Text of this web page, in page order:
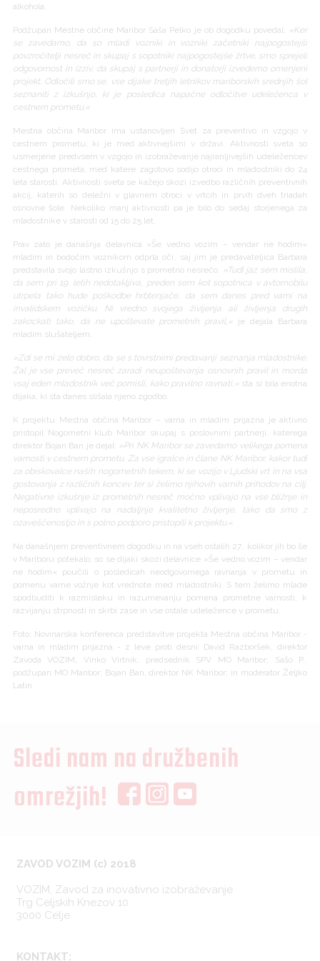
alkohola.
Podžupan Mestne občine Maribor Saša Pelko je ob dogodku povedal: »Ker
se zavedamo, da so mladi vozniki in vozniki začetniki najpogostejši
povzročitelji nesreč in skupaj s sopotniki najpogostejše žrtve, smo sprejeli
odgovornost in izziv, da skupaj s partnerji in donatorji izvedemo omenjeni
projekt. Odločili smo se, vse dijake tretjih letnikov mariborskih srednjih šol
seznaniti z izkušnjo, ki je posledica napačne odločitve udeleženca v
cestnem prometu.«
Mestna občina Maribor ima ustanovljen Svet za preventivo in vzgojo v
cestnem prometu, ki je med aktivnejšimi v državi. Aktivnosti sveta so
usmerjene predvsem v vzgojo in izobraževanje najranljivejših udeležencev
cestnega prometa, med katere zagotovo sodijo otroci in mladostniki do 24
leta starosti. Aktivnosti sveta se kažejo skozi izvedbo različnih preventivnih
akcij, katerih so deležni v glavnem otroci v vrtcih in prvih dveh triadah
osnovne šole. Nekoliko manj aktivnosti pa je bilo do sedaj storjenega za
mladostnike v starosti od 15 do 25 let.
Prav zato je današnja delavnica »Še vedno vozim – vendar ne hodim«
mladim in bodočim voznikom odprla oči, saj jim je predavateljica Barbara
predstavila svojo lastno izkušnjo s prometno nesrečo. »Tudi jaz sem mislila,
da sem pri 19. letih nedotakljiva, preden sem kot sopotnica v avtomobilu
utrpela tako hude poškodbe hrbtenjače, da sem danes pred vami na
invalidskem vozičku. Ni vredno svojega življenja ali življenja drugih
zakockati tako, da ne upoštevate prometnih pravil,« je dejala Barbara
mladim slušateljem.
»Zdi se mi zelo dobro, da se s tovrstnimi predavanji seznanja mladostnike.
Žal je vse preveč nesreč zaradi neupoštevanja osnovnih pravil in morda
vsaj eden mladostnik več pomisli, kako pravilno ravnati,« sta si bila enotna
dijaka, ki sta danes slišala njeno zgodbo.
K projektu Mestna občina Maribor – varna in mladim prijazna je aktivno
pristopil Nogometni klub Maribor skupaj s poslovnimi partnerji, katerega
direktor Bojan Ban je dejal: »Pri NK Maribor se zavedamo velikega pomena
varnosti v cestnem prometu. Za vse igralce in člane NK Maribor, kakor tudi
za obiskovalce naših nogometnih tekem, ki se vozijo v Ljudski vrt in na vsa
gostovanja z različnih koncev ter si želimo njihovih varnih prihodov na cilj.
Negativne izkušnje iz prometnih nesreč močno vplivajo na vse bližnje in
neposredno vplivajo na nadaljnje kvalitetno življenje, tako da smo z
ozaveščenostjo in s polno podporo pristopili k projektu.«
Na današnjem preventivnem dogodku in na vseh ostalih 27., kolikor jih bo še
v Mariboru potekalo, so se dijaki skozi delavnice »Še vedno vozim – vendar
ne hodim« poučili o posledicah neodgovornega ravnanja v prometu in
pomenu varne vožnje kot vrednote med mladostniki. S tem želimo mlade
spodbuditi k razmisleku in razumevanju pomena prometne varnosti, k
razvijanju strpnosti in skrbi zase in vse ostale udeležence v prometu.
Foto: Novinarska konferenca predstavitve projekta Mestna občina Maribor -
varna in mladim prijazna - z leve proti desni: David Razboršek, direktor
Zavoda VOZIM; Vinko Virtnik, predsednik SPV MO Maribor; Sašo P.,
podžupan MO Maribor; Bojan Ban, direktor NK Maribor; in moderator Željko
Latin
Sledi nam na družbenih
omrežjih!
ZAVOD VOZIM (c) 2018
VOZIM, Zavod za inovativno izobraževanje
Trg Celjskih Knezov 10
3000 Celje
KONTAKT: